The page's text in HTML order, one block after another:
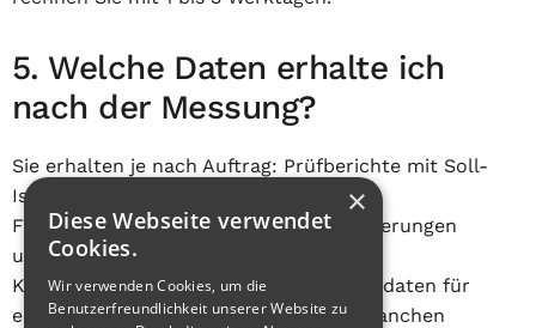
5. Welche Daten erhalte ich
nach der Messung?
Sie erhalten je nach Auftrag: Prüfberichte mit Soll-
Ist-Vergleichen nach DIN/ISO 1101,
Falschfarbendarstellungen, 3D-Visualisierungen
und STL-Modelle der Metall- und
Kunststoffanteile. Auf Wunsch Volumendaten für
eigene Auswertungen. Für regulierte Branchen
×
Diese Webseite verwendet
Cookies.
Wir verwenden Cookies, um die
Benutzerfreundlichkeit unserer Website zu